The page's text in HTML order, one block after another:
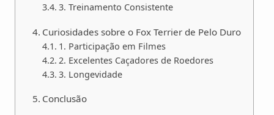
3. Treinamento Consistente
Curiosidades sobre o Fox Terrier de Pelo Duro
1. Participação em Filmes
2. Excelentes Caçadores de Roedores
3. Longevidade
Conclusão